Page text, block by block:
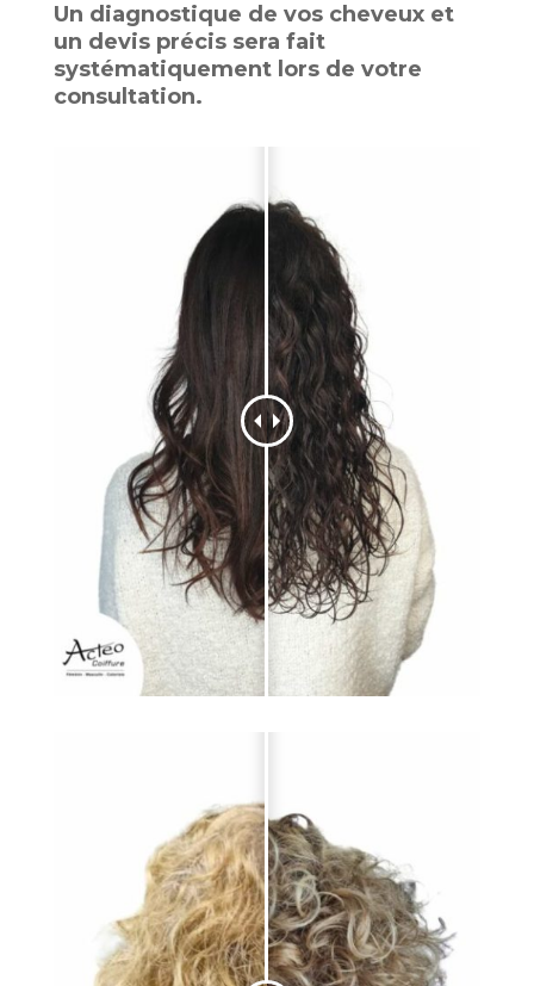
Un diagnostique de vos cheveux et
un devis précis sera fait
systématiquement lors de votre
consultation.